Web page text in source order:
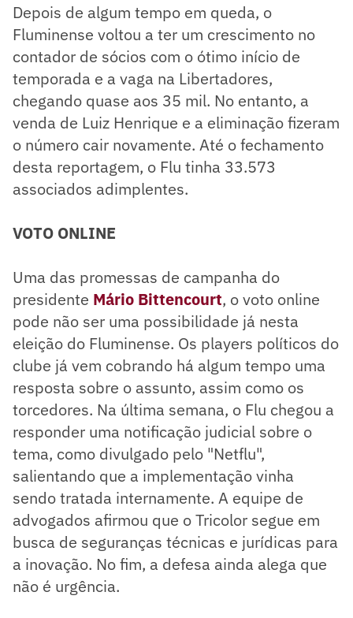
Depois de algum tempo em queda, o
Fluminense voltou a ter um crescimento no
contador de sócios com o ótimo início de
temporada e a vaga na Libertadores,
chegando quase aos 35 mil. No entanto, a
venda de Luiz Henrique e a eliminação fizeram
o número cair novamente. Até o fechamento
desta reportagem, o Flu tinha 33.573
associados adimplentes.
VOTO ONLINE
Uma das promessas de campanha do
presidente Mário Bittencourt, o voto online
pode não ser uma possibilidade já nesta
eleição do Fluminense. Os players políticos do
clube já vem cobrando há algum tempo uma
resposta sobre o assunto, assim como os
torcedores. Na última semana, o Flu chegou a
responder uma notificação judicial sobre o
tema, como divulgado pelo "Netflu",
salientando que a implementação vinha
sendo tratada internamente. A equipe de
advogados afirmou que o Tricolor segue em
busca de seguranças técnicas e jurídicas para
a inovação. No fim, a defesa ainda alega que
não é urgência.